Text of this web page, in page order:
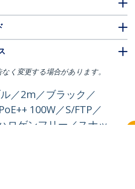
く変更する場合があります。
／2m／ブラック／
100W／S/FTP／
ロゲンフリー／スナッ